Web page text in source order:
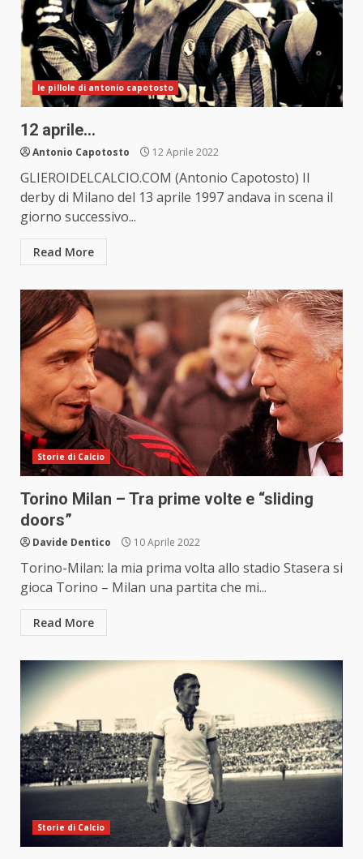
le pillole di antonio capotosto
12 aprile…
Antonio Capotosto 12 Aprile 2022
GLIEROIDELCALCIO.COM (Antonio Capotosto) Il
derby di Milano del 13 aprile 1997 andava in scena il
giorno successivo...
Read More
Storie di Calcio
Torino Milan – Tra prime volte e “sliding
doors”
Davide Dentico 10 Aprile 2022
Torino-Milan: la mia prima volta allo stadio Stasera si
gioca Torino – Milan una partita che mi...
Read More
Storie di Calcio